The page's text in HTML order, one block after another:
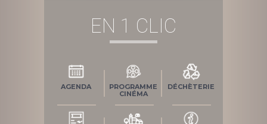
EN 1 CLIC
AGENDA
PROGRAMME
CINÉMA
DÉCHÈTERIE